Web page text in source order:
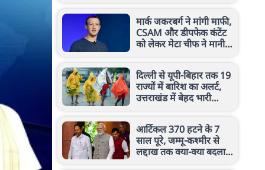
मार्क जकरबर्ग ने मांगी माफी,
CSAM और डीपफेक कंटेंट
को लेकर मेटा चीफ ने मानी
दिल्ली से यूपी-बिहार तक 19
राज्यों में बारिश का अलर्ट,
उत्तराखंड में बेहद भारी
आर्टिकल 370 हटने के 7
साल पूरे, जम्मू-कश्मीर से
लद्दाख तक क्या-क्या बदला?